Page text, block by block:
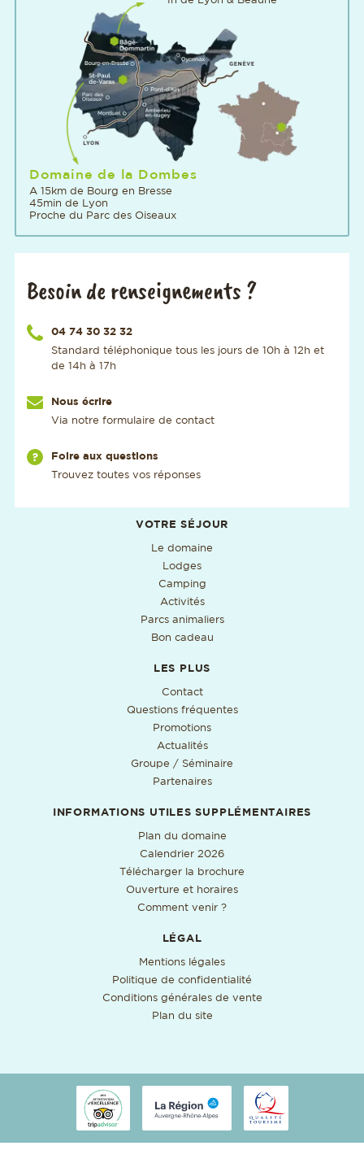
Domaine de la Dombes
A 15km de Bourg en Bresse
45min de Lyon
Proche du Parc des Oiseaux
Besoin de renseignements ?
Appelez-nous au numéro
04 74 30 32 32
Standard téléphonique tous les jours de 10h à 12h et
de 14h à 17h
Nous écrire
Via notre formulaire de contact
Via notre page
Foire aux questions
Trouvez toutes vos réponses
Informations utiles supplémentaires
VOTRE SÉJOUR
Le domaine
Lodges
Camping
Activités
Parcs animaliers
Bon cadeau
LES PLUS
Contact
Questions fréquentes
Promotions
Actualités
Groupe / Séminaire
Partenaires
INFORMATIONS UTILES SUPPLÉMENTAIRES
Plan du domaine
Calendrier 2026
Télécharger la brochure
Ouverture et horaires
Comment venir ?
LÉGAL
Mentions légales
Politique de confidentialité
Conditions générales de vente
Plan du site
Nos récompenses
Attestation d'excellence tripadvisor, 2019
Region auvergne rhone alpes
Qualité Tourisme